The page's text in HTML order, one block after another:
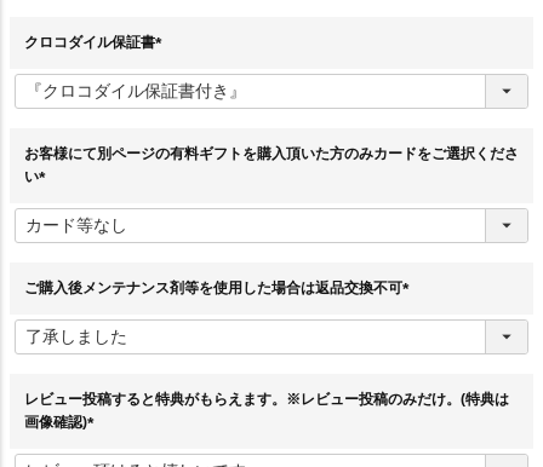
クロコダイル保証書
必
須
お客様にて別ページの有料ギフトを購入頂いた方のみカードをご選択くださ
い
必
須
ご購入後メンテナンス剤等を使用した場合は返品交換不可
須
レビュー投稿すると特典がもらえます。※レビュー投稿のみだけ。(特典は
画像確認)